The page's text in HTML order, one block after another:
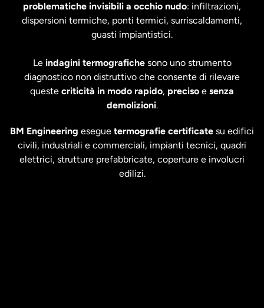
problematiche invisibili a occhio nudo: infiltrazioni,
dispersioni termiche, ponti termici, surriscaldamenti,
guasti impiantistici.
Le indagini termografichesono uno strumento
diagnostico non distruttivo che consente di rilevare
queste criticità in modo rapido, preciso e senza
demolizioni.
BM Engineering esegue termografie certificate su edifici
civili, industriali e commerciali, impianti tecnici, quadri
elettrici, strutture prefabbricate, coperture e involucri
edilizi.